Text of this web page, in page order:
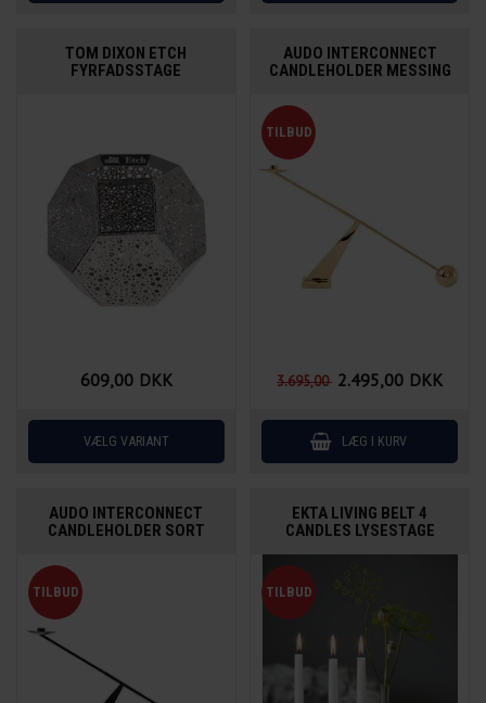
TOM DIXON ETCH
FYRFADSSTAGE
609,00 DKK
AUDO INTERCONNECT
CANDLEHOLDER MESSING
3.695,00 2.495,00 DKK
AUDO INTERCONNECT
CANDLEHOLDER SORT
EKTA LIVING BELT 4
CANDLES LYSESTAGE